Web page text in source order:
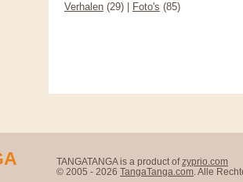
Verhalen (29) | Foto's (85)
TANGATANGA is a product ofzyprio.com
© 2005 - 2026 TangaTanga.com . Alle